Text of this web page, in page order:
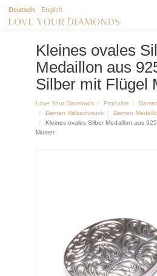
Deutsch English
Kleines ovales
Medaillon aus
Silber mit Flügel
Love Your Diamonds Produkte
Damen Halsschmuck
Damen
Kleines ovales Silber Medaillon aus
Muster